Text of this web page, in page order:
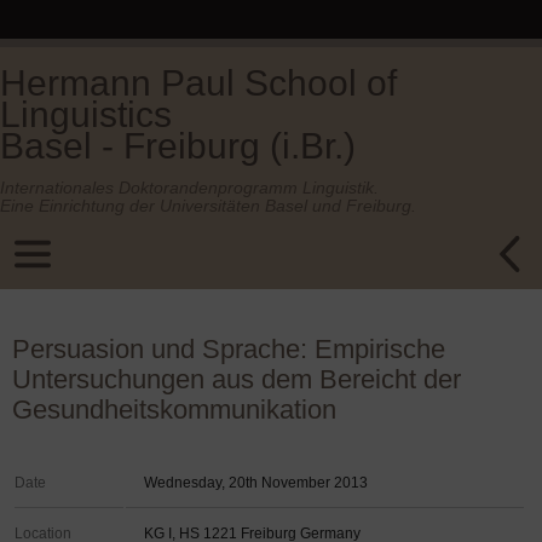
Hermann Paul School of
Linguistics
Basel - Freiburg (i.Br.)
Persuasion und Sprache: Empirische
Untersuchungen aus dem Bereicht der
Gesundheitskommunikation
Date Wednesday, 20th November 2013
Location KG I, HS 1221 Freiburg Germany